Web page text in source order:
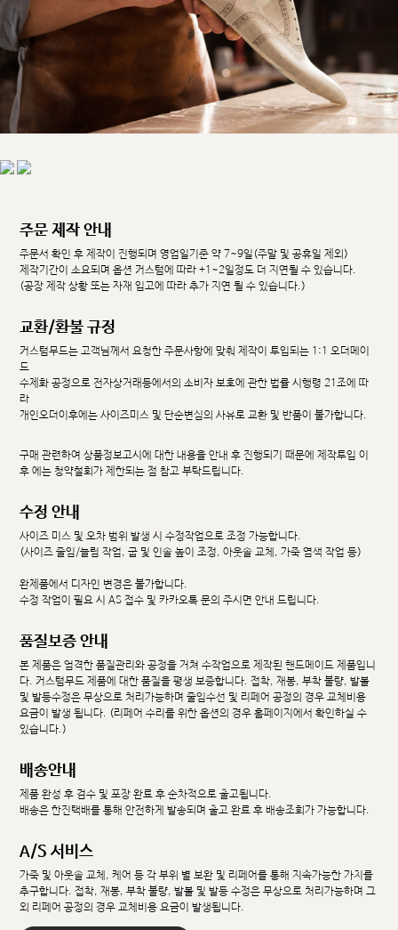
주문 제작 안내
주문서 확인 후 제작이 진행되며 영업일기준 약 7~9일(주말 및 공휴일 제외)
제작기간이 소요되며 옵션 커스텀에 따라 +1~2일정도 더 지연될 수 있습니다.
(공장 제작 상황 또는 자재 입고에 따라 추가 지연 될 수 있습니다.)
교환/환불 규정
커스텀무드는 고객님께서 요청한 주문사항에 맞춰 제작이 투입되는 1:1 오더메이
드
수제화 공정으로 전자상거래등에서의 소비자 보호에 관한 법률 시행령 21조에 따
라
개인오더이후에는 사이즈미스 및 단순변심의 사유로 교환 및 반품이 불가합니다.
구매 관련하여 상품정보고시에 대한 내용을 안내 후 진행되기 때문에 제작투입 이
후 에는 청약철회가 제한되는 점 참고 부탁드립니다.
수정 안내
사이즈 미스 및 오차 범위 발생 시 수정작업으로 조정 가능합니다.
(사이즈 줄임/늘림 작업, 굽 및 인솔 높이 조정, 아웃솔 교체, 가죽 염색 작업 등)
완제품에서 디자인 변경은 불가합니다.
수정 작업이 필요 시 AS 접수 및 카카오톡 문의 주시면 안내 드립니다.
품질보증 안내
본 제품은 엄격한 품질관리와 공정을 거쳐 수작업으로 제작된 핸드메이드 제품입니
다. 커스텀무드 제품에 대한 품질을 평생 보증합니다. 접착, 재봉, 부착 불량, 발볼
및 발등수정은 무상으로 처리가능하며 줄임수선 및 리페어 공정의 경우 교체비용
요금이 발생 됩니다. (리페어 수리를 위한 옵션의 경우 홈페이지에서 확인하실 수
있습니다.)
배송안내
제품 완성 후 검수 및 포장 완료 후 순차적으로 출고됩니다.
배송은 한진택배를 통해 안전하게 발송되며 출고 완료 후 배송조회가 가능합니다.
A/S 서비스
가죽 및 아웃솔 교체, 케어 등 각 부위 별 보완 및 리페어를 통해 지속가능한 가치를
추구합니다. 접착, 재봉, 부착 불량, 발볼 및 발등 수정은 무상으로 처리가능하며 그
외 리페어 공정의 경우 교체비용 요금이 발생됩니다.